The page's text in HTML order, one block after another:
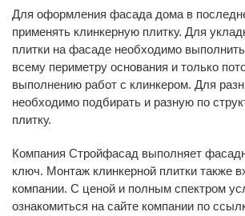
Для оформления фасада дома в
применять клинкерную плитку. Для
плитки на фасаде необходимо
всему периметру основания и только
выполнению работ с клинкером. Для
необходимо подбирать и разную по
плитку.
Компания Стройфасад выполняет
ключ. Монтаж клинкерной плитки также
компании. С ценой и полным спектром
ознакомиться на сайте компании по